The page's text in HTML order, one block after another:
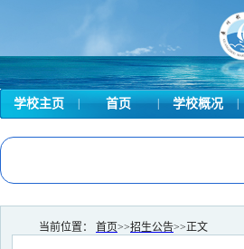
学校主页 首页 | 学校概况 |
当前位置： 首页>>招生公告>>正文